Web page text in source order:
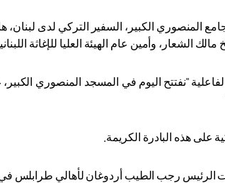
المنصوري الكبير، السفير التركي لدى
الشعار، وأمين عام الهيئة العليا للإغاثة
"نفتتح اليوم في المسجد المنصوري
على هذه البادرة الكريمة
الرئيس رجب الطيب أردوغان لأهالي طرابلس في